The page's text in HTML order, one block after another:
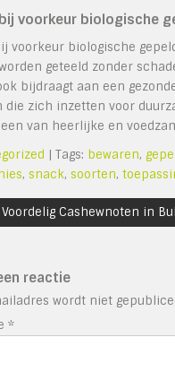
voorkeur biologische
voorkeur biologische
geteeld zonder
bijdraagt aan een
die zich inzetten voor
van heerlijke en
| Tags: bewaren,
, snack, soorten,
Voordelig Cashewnoten in
reactie
wordt niet
*